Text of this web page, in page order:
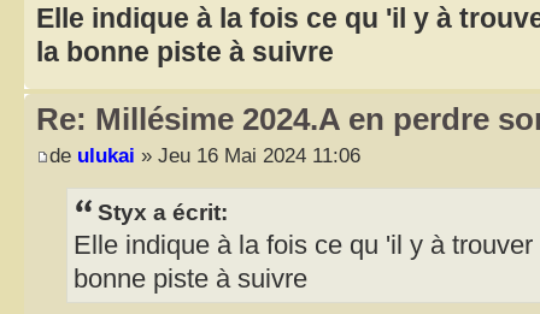
Elle indique à la fois ce qu 'il y à
la bonne piste à suivre
Re: Millésime 2024.A en perdre
de ulukai » Jeu 16 Mai 2024 11:06
Styx a écrit:
Elle indique à la fois ce qu 'il y à
bonne piste à suivre